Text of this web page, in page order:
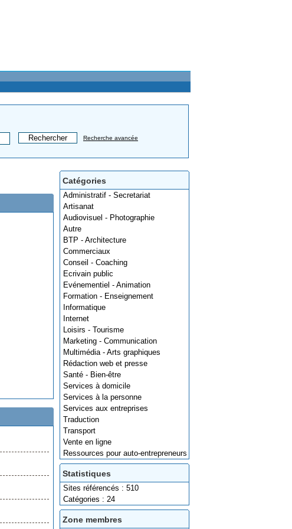
Recherche avancée
Catégories
Administratif - Secretariat
Artisanat
Audiovisuel - Photographie
Autre
BTP - Architecture
Commerciaux
Conseil - Coaching
Ecrivain public
Evénementiel - Animation
Formation - Enseignement
Informatique
Internet
Loisirs - Tourisme
Marketing - Communication
Multimédia - Arts graphiques
Rédaction web et presse
Santé - Bien-être
Services à domicile
Services à la personne
Services aux entreprises
Traduction
Transport
Vente en ligne
Ressources pour auto-entrepreneurs
Statistiques
Sites référencés : 510
Catégories : 24
Zone membres